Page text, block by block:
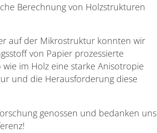
Berechnung von Holzstrukturen
auf der Mikrostruktur konnten wir
von Papier prozessierte
im Holz eine starke Anisotropie
und die Herausforderung diese
genossen und bedanken uns